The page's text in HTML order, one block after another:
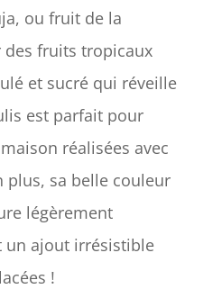
ou fruit de la
des fruits tropicaux
et sucré qui réveille
est parfait pour
réalisées avec
plus, sa belle couleur
légèrement
un ajout irrésistible
!